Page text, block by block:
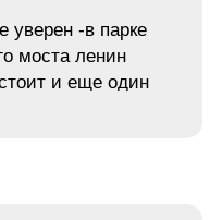
уверен -в парке
моста ленин
и еще один